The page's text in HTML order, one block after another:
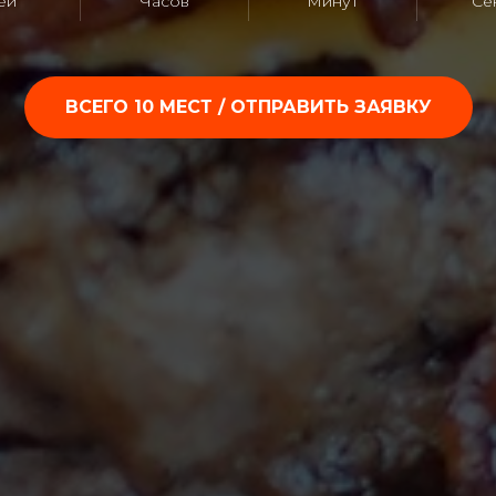
ВСЕГО 10 МЕСТ / ОТПРАВИТЬ ЗАЯВКУ